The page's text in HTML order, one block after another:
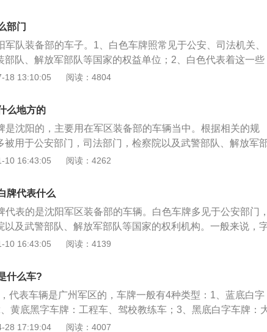
多见的汽车车牌；2.黄色：应用黄色车牌的汽车多是许多大货
许多高于六米的家用轿车也需要挂黄牌；3.绿色：应用绿色车
汽车，小型的新能源汽车车牌为渐变绿色，大型新能源汽车车
4.黑色：黑色车牌是外国在中国投资的人员或者重要人物应
部门
军队装备部的车子。1、白色车牌照常见于公安、司法机关、
部队、解放军部队等国家的权益单位；2、白色代表着这一些
服务于人民的单位一定要干干净净。车牌的颜色也是有它与众
车上，如警车，军需用车等。大部分黄色牌照适用于于摩托车
车上，蓝色车牌适用于小型汽车、面包车。只有国家的机关单
车子才可以上白色的牌照，私家轿车不允许应用白色牌照，要
法律责任。
18 13:10:05 阅读：4804
么地方的
是沈阳的，主要用在军区装备部的车辆当中。根据相关的规
被用于公安部门，司法部门，检察院以及武警部队、解放军
构。在2002年的时候，相关部门对规定做出了适当的修改，开
组合，组合的方式主要有3种：第一种：3位阿拉伯数字以及3
白底黑字的车牌；第二种：3位英文字母以及3位阿拉伯数字组
；第三种：3位阿拉伯数字以及3位英文字母组成白底黑字的车
10 16:43:05 阅读：4262
牌代表什么
代表的是沈阳军区装备部的车辆。白色车牌多见于公安部门，
以及武警部队、解放军部队等国家的权利机构。一般来说，
母B代表检察院,字母C“代表国安部，字母D代表司法院。国内
,是我们最常见的汽车车牌。2、黄色:使用黄色车牌的汽车多是
等车型,一些超过六米的家用轿车也要挂黄牌。3、色:使用色车
领事馆,广东地区发行的粤Z车牌也是色车牌。4、绿色车牌:使
是新能源汽车,小型新能源汽车车牌为渐变绿色,大型新能源汽
。在我国,普通车牌由汉字、字母、数字等组合,一般来讲汉字
10 16:43:05 阅读：4139
什么车?
代表车辆是广州军区的，车牌一般有4种类型：1、蓝底白字
黄底黑字车牌：工程车、驾校教练车；3、黑底白字车牌：
车牌：军区。
28 17:19:04 阅读：4007